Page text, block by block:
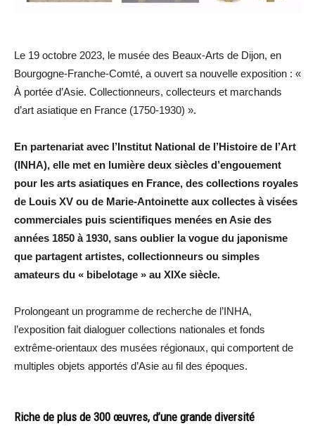
Le 19 octobre 2023, le musée des Beaux-Arts de Dijon, en
Bourgogne-Franche-Comté, a ouvert sa nouvelle exposition : «
À portée d’Asie. Collectionneurs, collecteurs et marchands
d’art asiatique en France (1750-1930) ».
En partenariat avec l’Institut National de l’Histoire de l’Art
(INHA), elle met en lumière deux siècles d’engouement
pour les arts asiatiques en France, des collections royales
de Louis XV ou de Marie-Antoinette aux collectes à visées
commerciales puis scientifiques menées en Asie des
années 1850 à 1930, sans oublier la vogue du japonisme
que partagent artistes, collectionneurs ou simples
amateurs du « bibelotage » au XIXe siècle.
Prolongeant un programme de recherche de l’INHA,
l’exposition fait dialoguer collections nationales et fonds
extrême-orientaux des musées régionaux, qui comportent de
multiples objets apportés d’Asie au fil des époques.
Riche de plus de 300 œuvres, d’une grande diversité